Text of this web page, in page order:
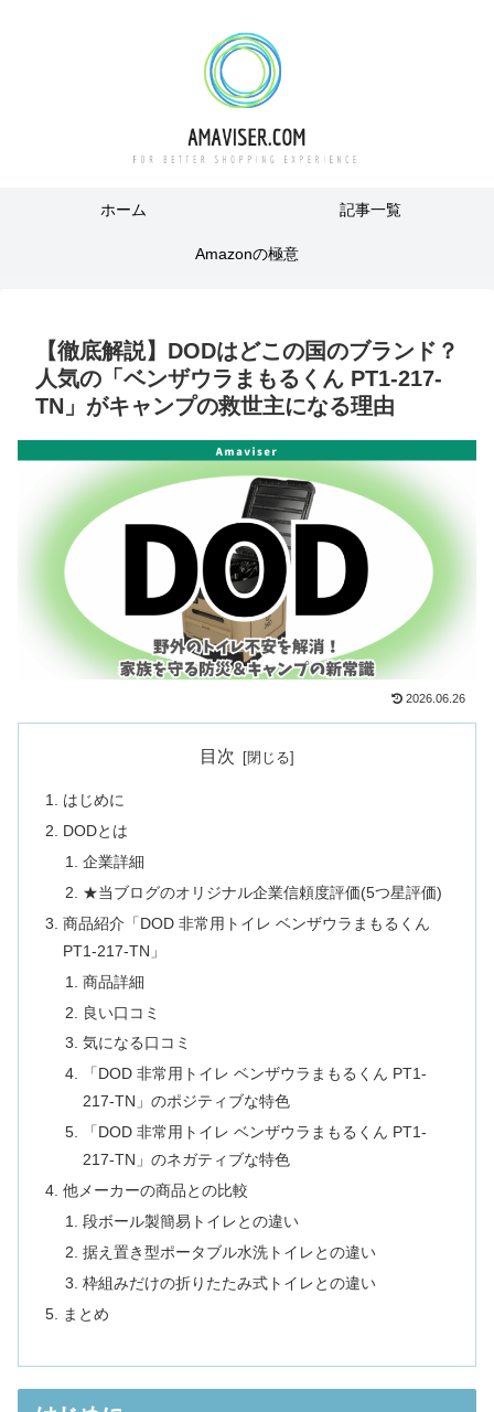
ホーム 記事一覧
Amazonの極意
【徹底解説】DODはどこの国のブランド？
人気の「ベンザウラまもるくん PT1-217-
TN」がキャンプの救世主になる理由
2026.06.26
目次
はじめに
DODとは
企業詳細
★当ブログのオリジナル企業信頼度評価(5つ星評価)
商品紹介「DOD 非常用トイレ ベンザウラまもるくん
PT1-217-TN」
商品詳細
良い口コミ
気になる口コミ
「DOD 非常用トイレ ベンザウラまもるくん PT1-
217-TN」のポジティブな特色
「DOD 非常用トイレ ベンザウラまもるくん PT1-
217-TN」のネガティブな特色
他メーカーの商品との比較
段ボール製簡易トイレとの違い
据え置き型ポータブル水洗トイレとの違い
枠組みだけの折りたたみ式トイレとの違い
まとめ